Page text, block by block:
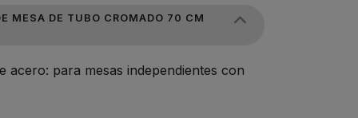
MESA DE TUBO CROMADO 70 CM
acero: para mesas independientes con